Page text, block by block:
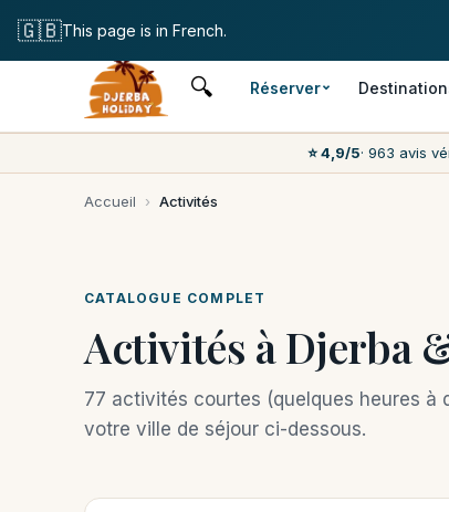
🔍 Réserver
⭐ 4,9/5· 963 avis
Accueil › Activités
CATALOGUE COMPLET
Activités à Djerba
77 activités courtes (quelques heures à
votre ville de séjour ci-dessous.
🇬🇧This page is in French.